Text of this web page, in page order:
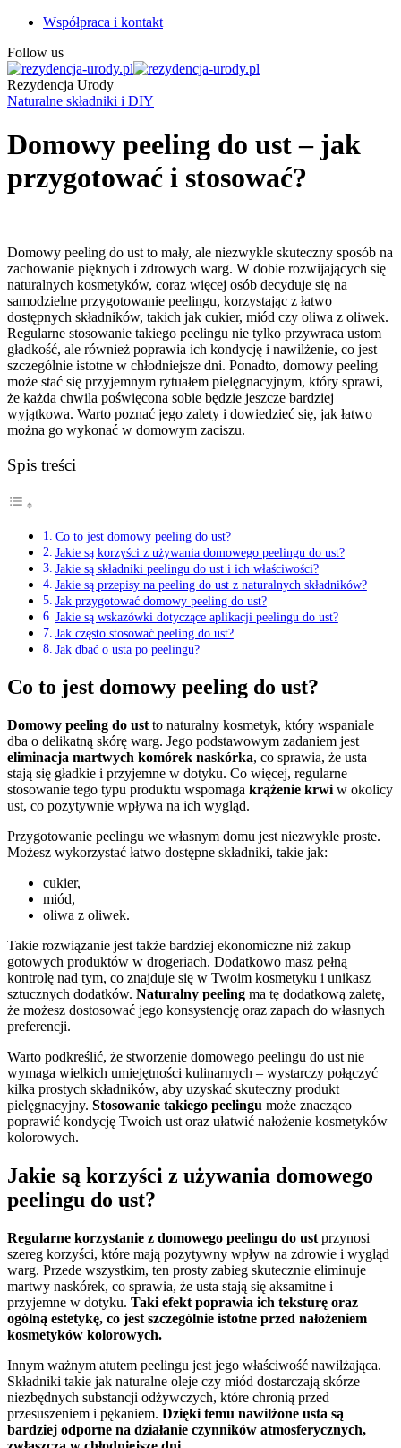
Współpraca i kontakt
Follow us
Rezydencja Urody
Naturalne składniki i DIY
Domowy peeling do ust – jak
przygotować i stosować?
Domowy peeling do ust to mały, ale niezwykle skuteczny sposób na
zachowanie pięknych i zdrowych warg. W dobie rozwijających się
naturalnych kosmetyków, coraz więcej osób decyduje się na
samodzielne przygotowanie peelingu, korzystając z łatwo
dostępnych składników, takich jak cukier, miód czy oliwa z oliwek.
Regularne stosowanie takiego peelingu nie tylko przywraca ustom
gładkość, ale również poprawia ich kondycję i nawilżenie, co jest
szczególnie istotne w chłodniejsze dni. Ponadto, domowy peeling
może stać się przyjemnym rytuałem pielęgnacyjnym, który sprawi,
że każda chwila poświęcona sobie będzie jeszcze bardziej
wyjątkowa. Warto poznać jego zalety i dowiedzieć się, jak łatwo
można go wykonać w domowym zaciszu.
Spis treści
Co to jest domowy peeling do ust?
Jakie są korzyści z używania domowego peelingu do ust?
Jakie są składniki peelingu do ust i ich właściwości?
Jakie są przepisy na peeling do ust z naturalnych składników?
Jak przygotować domowy peeling do ust?
Jakie są wskazówki dotyczące aplikacji peelingu do ust?
Jak często stosować peeling do ust?
Jak dbać o usta po peelingu?
Co to jest domowy peeling do ust?
Domowy peeling do ust to naturalny kosmetyk, który wspaniale
dba o delikatną skórę warg. Jego podstawowym zadaniem jest
eliminacja martwych komórek naskórka, co sprawia, że usta
stają się gładkie i przyjemne w dotyku. Co więcej, regularne
stosowanie tego typu produktu wspomaga krążenie krwi w okolicy
ust, co pozytywnie wpływa na ich wygląd.
Przygotowanie peelingu we własnym domu jest niezwykle proste.
Możesz wykorzystać łatwo dostępne składniki, takie jak:
cukier,
miód,
oliwa z oliwek.
Takie rozwiązanie jest także bardziej ekonomiczne niż zakup
gotowych produktów w drogeriach. Dodatkowo masz pełną
kontrolę nad tym, co znajduje się w Twoim kosmetyku i unikasz
sztucznych dodatków. Naturalny peeling ma tę dodatkową zaletę,
że możesz dostosować jego konsystencję oraz zapach do własnych
preferencji.
Warto podkreślić, że stworzenie domowego peelingu do ust nie
wymaga wielkich umiejętności kulinarnych – wystarczy połączyć
kilka prostych składników, aby uzyskać skuteczny produkt
pielęgnacyjny. Stosowanie takiego peelingu może znacząco
poprawić kondycję Twoich ust oraz ułatwić nałożenie kosmetyków
kolorowych.
Jakie są korzyści z używania domowego
peelingu do ust?
Regularne korzystanie z domowego peelingu do ust przynosi
szereg korzyści, które mają pozytywny wpływ na zdrowie i wygląd
warg. Przede wszystkim, ten prosty zabieg skutecznie eliminuje
martwy naskórek, co sprawia, że usta stają się aksamitne i
przyjemne w dotyku. Taki efekt poprawia ich teksturę oraz
ogólną estetykę, co jest szczególnie istotne przed nałożeniem
kosmetyków kolorowych.
Innym ważnym atutem peelingu jest jego właściwość nawilżająca.
Składniki takie jak naturalne oleje czy miód dostarczają skórze
niezbędnych substancji odżywczych, które chronią przed
przesuszeniem i pękaniem. Dzięki temu nawilżone usta są
bardziej odporne na działanie czynników atmosferycznych,